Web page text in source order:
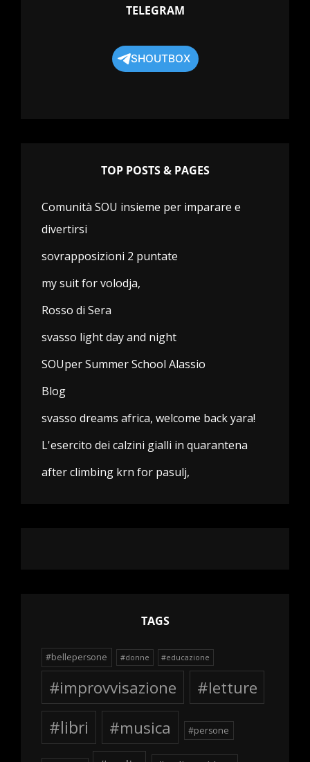
TELEGRAM
SHOUTBOX
TOP POSTS & PAGES
Comunità SOU insieme per imparare e
divertirsi
sovrapposizioni 2 puntate
my suit for volodja,
Rosso di Sera
svasso light day and night
SOUper Summer School Alassio
Blog
svasso dreams africa, welcome back yara!
L'esercito dei calzini gialli in quarantena
after climbing krn for pasulj,
TAGS
#bellepersone #donne #educazione
#improvvisazione
#letture
#libri
#musica #persone